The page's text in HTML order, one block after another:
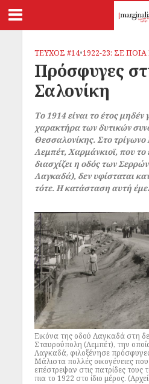
ΤΕΥΧΟΣ #14•1922-23: ΣΕ
Πρόσφυγες
Σαλονίκη
Το 1914 είναι το έτος μηδέν
χαρακτήρα των δυτικών
Θεσσαλονίκης. Στο
Λεμπέτ, Χαρμάνκιοϊ, που το
διασχίζει η οδός των
Λαγκαδά), δεν υφίσταται
τότε. Η κατάσταση αυτή
Εικόνα της οδού Λαγκαδά στη
Σταυρούπολη (Λεμπέτ), την
Λαγκαδά, φιλοξένησε
Μάλιστα πολλές οικογένειες
επέστρεψαν στις πατρίδες τους
πια το 1922 στο ίδιο μέρος.